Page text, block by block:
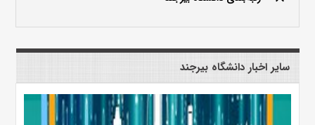
سایر اخبار دانشگاه بیرجند